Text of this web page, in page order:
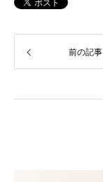
前の記事